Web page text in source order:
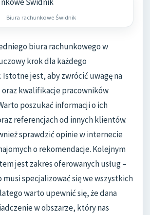
Biura rachunkowe Świdnik
biura rachunkowego w
krok dla każdego
Istotne jest, aby zwrócić uwagę na
kwalifikacje pracowników
poszukać informacji o ich
referencjach od innych klientów.
sprawdzić opinie w internecie
o rekomendacje. Kolejnym
jest zakres oferowanych usług –
musi specjalizować się we wszystkich
warto upewnić się, że dana
w obszarze, który nas